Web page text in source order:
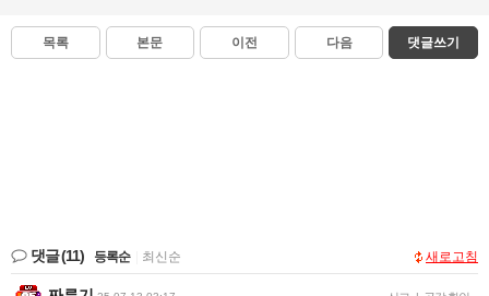
목록 본문 이전 다음 댓글쓰기
댓글(11) 등록순 최신순 새로고침